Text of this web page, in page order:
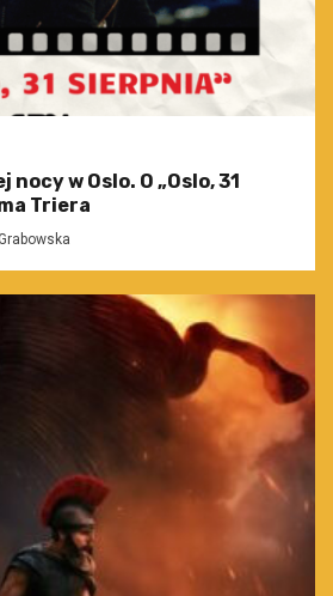
w Oslo. O „Oslo, 31
Triera